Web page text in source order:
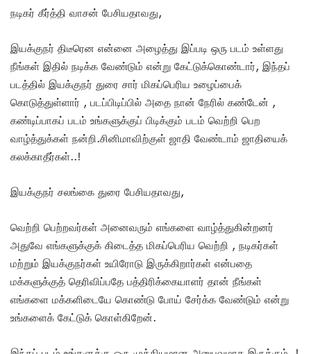
நடிகர் கீர்த்தி வாசன் பேசியதாவது,
இயக்குநர் திடீரென என்னை அழைத்து இப்படி ஒரு படம் உள்ளது
நீங்கள் இதில் நடிக்க வேண்டும் என்று கேட்டுக்கொண்டார், இந்தப்
படத்தில் இயக்குநர் துரை சார் மிகப்பெரிய உழைப்பைக்
கொடுத்துள்ளார் , படப்பிடிப்பில் அதை நான் நேரில் கண்டேன் ,
கண்டிப்பாகப் படம் உங்களுக்குப் பிடிக்கும் படம் வெற்றி பெற
வாழ்த்துக்கள் நன்றி.சினிமாவிற்குள் ஜாதி வேண்டாம் ஜாதியைக்
கலக்காதீர்கள்..!
இயக்குநர் சலங்கை துரை பேசியதாவது,
வெற்றி பெற்றவர்கள் அனைவரும் எங்களை வாழ்த்துகின்றனர்
அதுவே எங்களுக்குக் கிடைத்த மிகப்பெரிய வெற்றி , நடிகர்கள்
மற்றும் இயக்குநர்கள் உயிரோடு இருக்கிறார்கள் என்பதை
மக்களுக்குத் தெரிவிப்பதே பத்திரிக்கையாளர் தான் நீங்கள்
எங்களை மக்களிடையே கொண்டு போய் சேர்க்க வேண்டும் என்று
உங்களைக் கேட்டுக் கொள்கிறேன்.